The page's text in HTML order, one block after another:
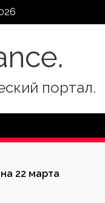
портал.
22 марта